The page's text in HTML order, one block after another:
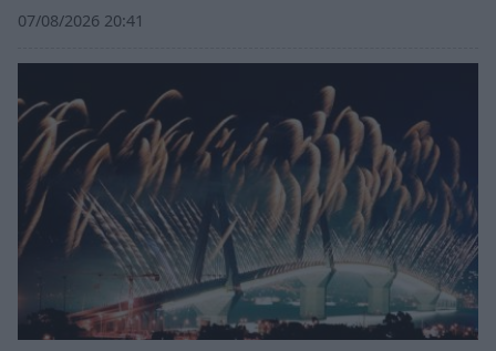
07/08/2026 20:41